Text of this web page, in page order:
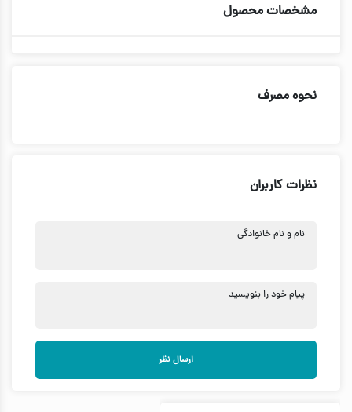
مشخصات محصول
نحوه مصرف
نظرات کاربران
نام و نام خانوادگی
پیام خود را بنویسید
ارسال نظر